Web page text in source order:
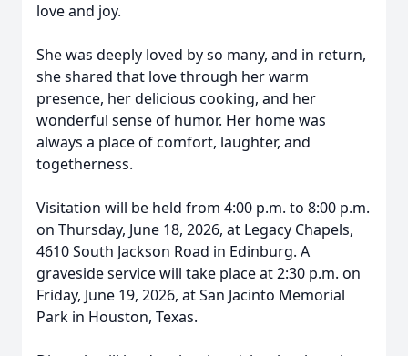
love and joy.
She was deeply loved by so many, and in return,
she shared that love through her warm
presence, her delicious cooking, and her
wonderful sense of humor. Her home was
always a place of comfort, laughter, and
togetherness.
Visitation will be held from 4:00 p.m. to 8:00 p.m.
on Thursday, June 18, 2026, at Legacy Chapels,
4610 South Jackson Road in Edinburg. A
graveside service will take place at 2:30 p.m. on
Friday, June 19, 2026, at San Jacinto Memorial
Park in Houston, Texas.